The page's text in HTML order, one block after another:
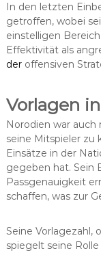
In den letzten
getroffen, wobei
einstelligen
Effektivität als
deroffensiven
Vorlagen
Norodien war
seine Mitspieler zu
Einsätze in der
gegeben hat. Sein
Passgenauigkeit
schaffen, was zur
Seine Vorlagezahl,
spiegelt seine